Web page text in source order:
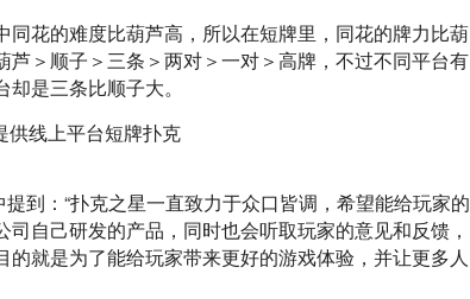
花的难度比葫芦高，所以在短牌里，同花的牌力比葫
＞顺子＞三条＞两对＞一对＞高牌，不过不同平台有
是三条比顺子大。
到：“扑克之星一直致力于众口皆调，希望能给玩家的
自己研发的产品，同时也会听取玩家的意见和反馈，
就是为了能给玩家带来更好的游戏体验，并让更多人